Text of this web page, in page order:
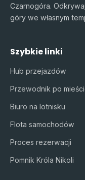
Czarnogóra.
góry we własnym
Szybkie linki
Hub przejazdów
Przewodnik po
Biuro na lotnisku
Flota samochodów
Proces rezerwacji
Pomnik Króla Nikoli